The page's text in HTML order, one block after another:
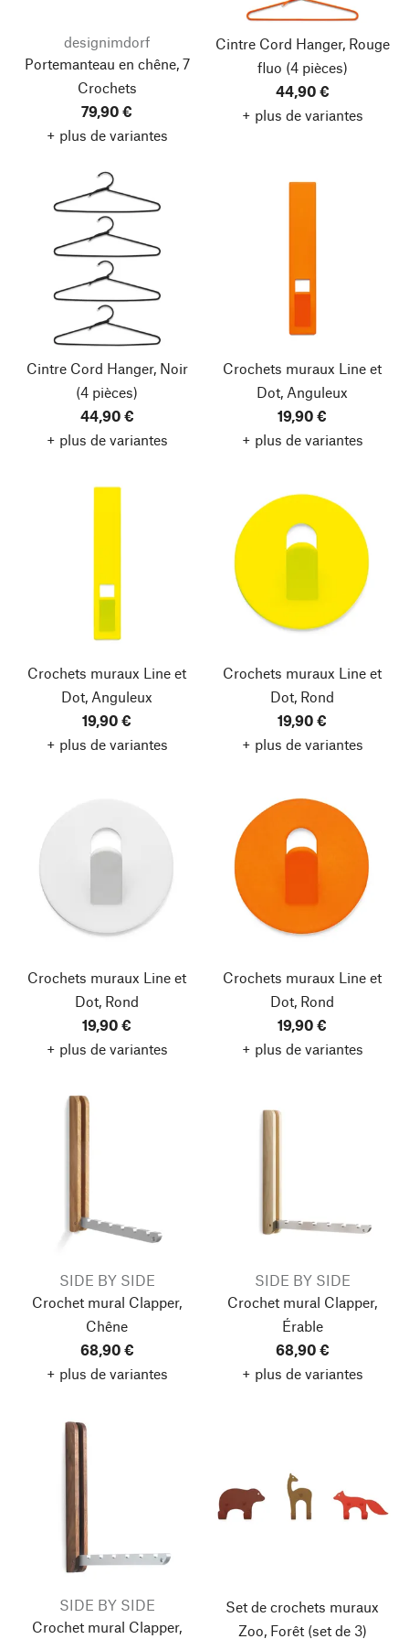
designimdorf
Portemanteau en chêne, 7
Crochets
79,90 €
+ plus de variantes
Cintre Cord Hanger, Rouge
fluo (4 pièces)
44,90 €
+ plus de variantes
Cintre Cord Hanger, Noir
(4 pièces)
44,90 €
+ plus de variantes
Crochets muraux Line et
Dot, Anguleux
19,90 €
+ plus de variantes
Crochets muraux Line et
Dot, Anguleux
19,90 €
+ plus de variantes
Crochets muraux Line et
Dot, Rond
19,90 €
+ plus de variantes
Crochets muraux Line et
Dot, Rond
19,90 €
+ plus de variantes
Crochets muraux Line et
Dot, Rond
19,90 €
+ plus de variantes
SIDE BY SIDE
Crochet mural Clapper,
Chêne
68,90 €
+ plus de variantes
SIDE BY SIDE
Crochet mural Clapper,
Érable
68,90 €
+ plus de variantes
SIDE BY SIDE
Crochet mural Clapper,
Set de crochets muraux
Zoo, Forêt(set de 3)